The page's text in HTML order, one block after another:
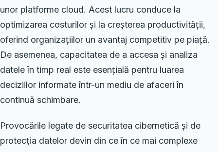
unor platforme cloud. Acest lucru conduce la
optimizarea costurilor și la creșterea productivității,
oferind organizațiilor un avantaj competitiv pe piață.
De asemenea, capacitatea de a accesa și analiza
datele în timp real este esențială pentru luarea
deciziilor informate într-un mediu de afaceri în
continuă schimbare.
Provocările legate de securitatea cibernetică și de
protecția datelor devin din ce în ce mai complexe